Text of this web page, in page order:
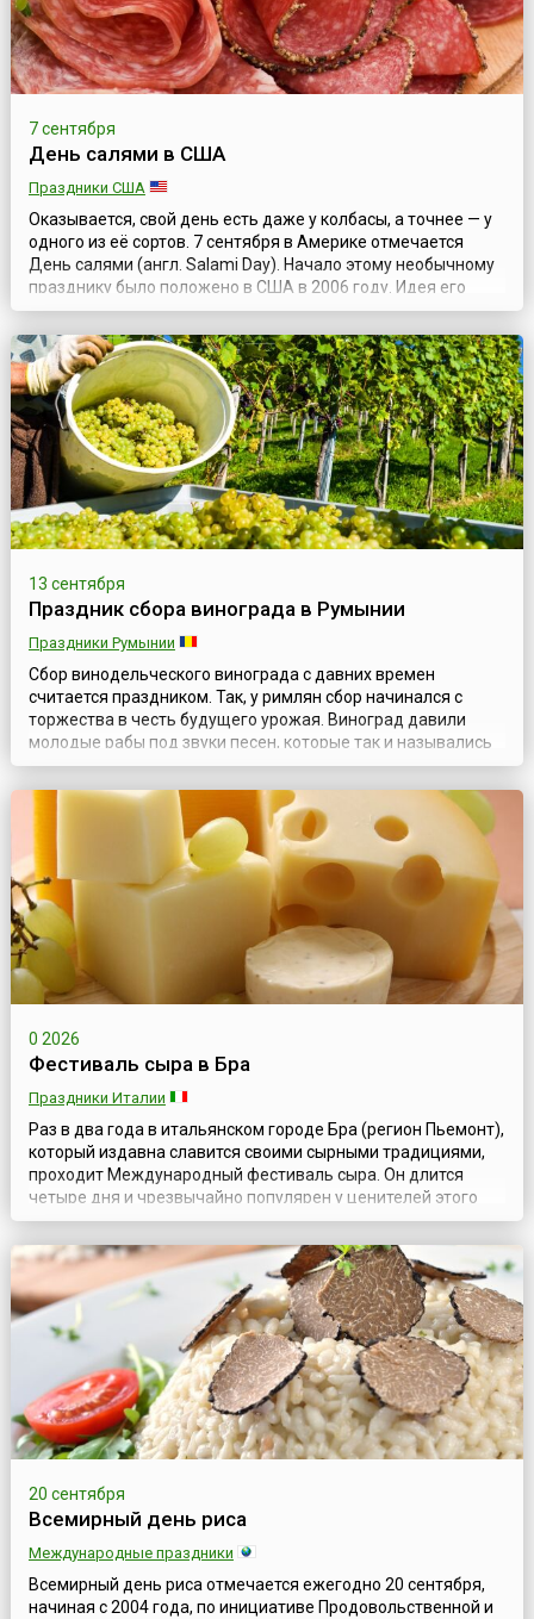
7 сентября
День салями в США
Праздники США
Оказывается, свой день есть даже у колбасы, а точнее — у
одного из её сортов. 7 сентября в Америке отмечается
День салями (англ. Salami Day). Начало этому необычному
празднику было положено в США в 2006 году. Идея его
проведения пришла в голову двум подругам Кристине и
Вирджинии — любительницам этого вкусного продукта.
Именно 7 сентября они, находясь у себя дома, в городе
Хенрико (штат Вирджин...
13 сентября
Праздник сбора винограда в Румынии
Праздники Румынии
Сбор винодельческого винограда с давних времен
считается праздником. Так, у римлян сбор начинался с
торжества в честь будущего урожая. Виноград давили
молодые рабы под звуки песен, которые так и назывались
«песни пресса» или «песни вина». В античности во время
уборки урожая винограда никто не смел наказать раба,
который мог выругать хозяина и выпить любое количество
вина (или в обратном поря...
0 2026
Фестиваль сыра в Бра
Праздники Италии
Раз в два года в итальянском городе Бра (регион Пьемонт),
который издавна славится своими сырными традициями,
проходит Международный фестиваль сыра. Он длится
четыре дня и чрезвычайно популярен у ценителей этого
продукта по всему миру. Это настоящий праздник и очень
важное событие, как для знатоков и любителей сыров, так и
для ремесленников, занятых в молочно-сырном
производстве. Надо сказать,...
20 сентября
Всемирный день риса
Международные праздники
Всемирный день риса отмечается ежегодно 20 сентября,
начиная с 2004 года, по инициативе Продовольственной и